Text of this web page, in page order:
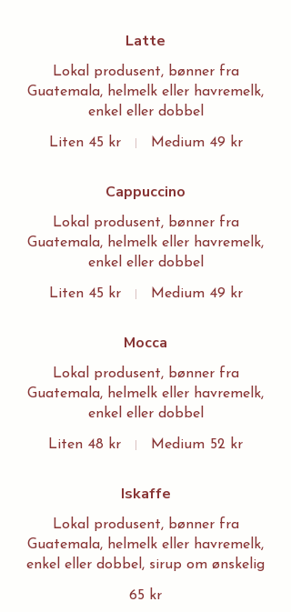
Latte
Lokal produsent, bønner fra
Guatemala, helmelk eller havremelk,
enkel eller dobbel
Liten 45 kr Medium 49 kr
Cappuccino
Lokal produsent, bønner fra
Guatemala, helmelk eller havremelk,
enkel eller dobbel
Liten 45 kr Medium 49 kr
Mocca
Lokal produsent, bønner fra
Guatemala, helmelk eller havremelk,
enkel eller dobbel
Liten 48 kr Medium 52 kr
Iskaffe
Lokal produsent, bønner fra
Guatemala, helmelk eller havremelk,
enkel eller dobbel, sirup om ønskelig
65 kr